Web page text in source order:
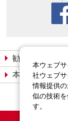
勧誘方針
本サイトについ
本ウェブ
社ウェブ
情報提供
似の技術
す。